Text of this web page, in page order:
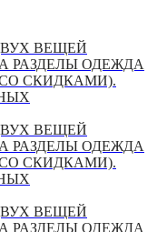
ВЕЩЕЙ
РАЗДЕЛЫ ОДЕЖДА
СКИДКАМИ).
ВЕЩЕЙ
РАЗДЕЛЫ ОДЕЖДА
СКИДКАМИ).
ВЕЩЕЙ
РАЗДЕЛЫ ОДЕЖДА